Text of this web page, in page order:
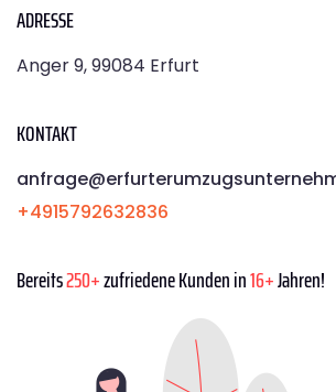
ADRESSE
Anger 9, 99084 Erfurt
KONTAKT
+4915792632836
Bereits250+zufriedene Kunden in16+Jahren!